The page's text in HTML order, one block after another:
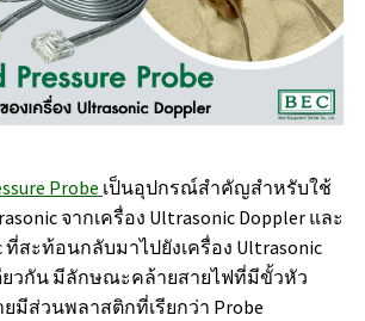
Probe เป็นอุปกรณ์สำคัญสำหรับใช้
จากเครื่อง Ultrasonic Doppler และ
ที่สะท้อนกลับมาไปยังเครื่อง Ultrasonic
ดียวกัน มีลักษณะคล้ายสายไฟที่มีขั้วหัว
ยมีส่วนพลาสติกที่เรียกว่า Probe